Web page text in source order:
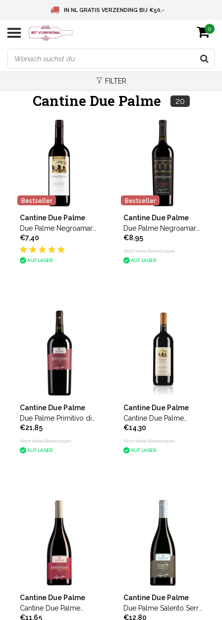
IN NL GRATIS VERZENDING BIJ €50,-
BELGIE GRATIS VERZENDING BIJ € 75
DEUTSCHLAND VERSANDKOSTENFREI AB € 75
0
FILTER
Cantine Due Palme 20
Bestseller
Cantine Due Palme
Due Palme Negroamaro
Domiziano
€7,40
AUF LAGER
Bestseller
Cantine Due Palme
Due Palme Negroamaro
del Salento Domiziano
Collezione Privata
€8,95
Noch keine Bewertungen
AUF LAGER
Cantine Due Palme
Due Palme Primitivo di
Manduria Sangaetano
magnum
€21,85
Noch keine Bewertungen
AUF LAGER
Cantine Due Palme
Cantine Due Palme
Negroamaro del Salento
Domiziano magnum
€14,30
Noch keine Bewertungen
AUF LAGER
Cantine Due Palme
Cantine Due Palme
€11,65
Cantine Due Palme
Due Palme Salento Serre
€12,80